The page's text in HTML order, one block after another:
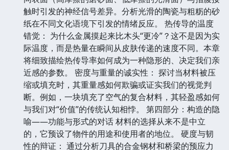
触时引发的神经信号差异。分析光滑的陶瓷与粗粝的砂
纸在不同文化语境下引发的情绪反应。 热传导的温度
错觉： 为什么金属摸起来比木头“更冷”？这不是因为实
际温度，而是热量在瞬间从皮肤传递的速度不同。本章
将细致描绘热传导率如何成为一种隐形的、决定我们亲
近感的参数。 密度与重量的诚实性： 探讨当材料被压
缩或填充时，其重量感如何欺骗或证实我们的视觉判
断。例如，一块填充了空气的复合材料，其轻盈感如何
与我们对“价值”的传统认知相悖。 第四部分：构造的隐
喻——功能与形式的对话 材料的选择从来不是中立
的，它预设了物件的用途和使用者的地位。 硬度与韧
性的辩证： 通过分析刀具的合金钢材和桥梁的预应力